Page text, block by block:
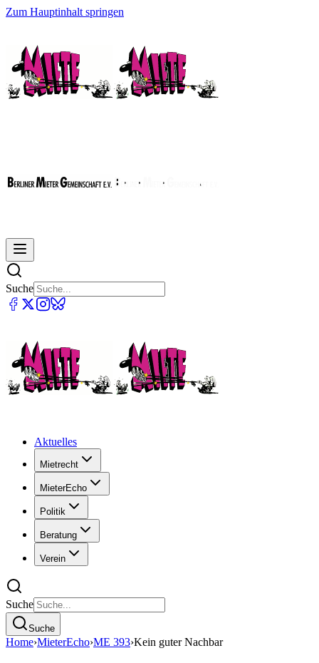
Zum Hauptinhalt springen
Suche
Aktuelles
Mietrecht
MieterEcho
Politik
Beratung
Verein
Suche
Suche
Home›MieterEcho›ME 393›Kein guter Nachbar